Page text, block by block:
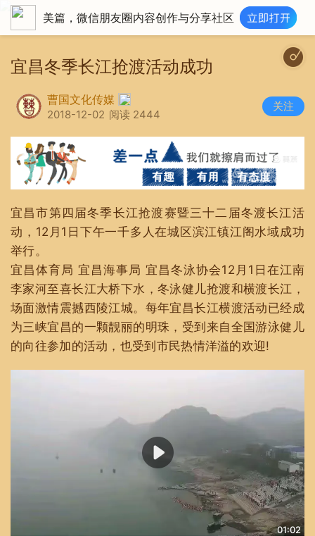
美篇，微信朋友圈内容创作与分享社区
宜昌冬季长江抢渡活动成功
曹国文化传媒
2018-12-02 阅读 2444
关注
宜昌市第四届冬季长江抢渡赛暨三十二届冬渡长江活
动，12月1日下午一千多人在城区滨江镇江阁水域成功
举行。
宜昌体育局 宜昌海事局 宜昌冬泳协会12月1日在江南
李家河至喜长江大桥下水，冬泳健儿抢渡和横渡长江，
场面激情震撼西陵江城。每年宜昌长江横渡活动已经成
为三峡宜昌的一颗靓丽的明珠，受到来自全国游泳健儿
的向往参加的活动，也受到市民热情洋溢的欢迎!
01:02
我家住